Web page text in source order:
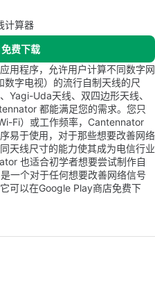
计算器
费下载
用程序，允许用户计算不同数字网
字电视）的流行自制天线的尺
Yagi-Uda天线、双四边形天线、
都能满足您的需求。您只
Fi）或工作频率，Cantennator
易于使用，对于那些想要改善网络
天线尺寸的能力使其成为电信行业
也适合初学者想要尝试制作自
一个对于任何想要改善网络信号
可以在Google Play商店免费下